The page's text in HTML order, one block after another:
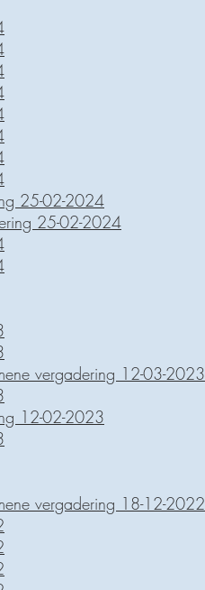
25-02-2024
25-02-2024
vergadering 12-03-2023
12-02-2023
vergadering 18-12-2022